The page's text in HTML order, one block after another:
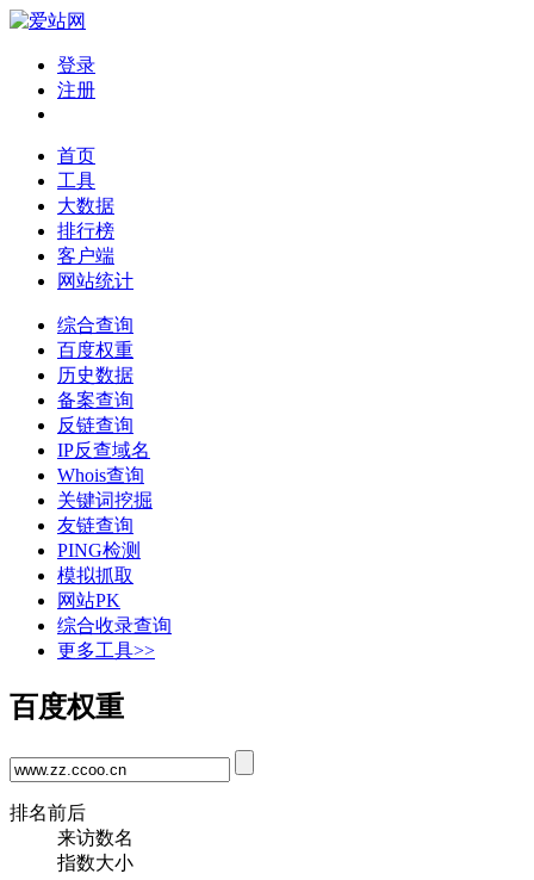
登录
注册
首页
工具
大数据
排行榜
客户端
网站统计
综合查询
百度权重
历史数据
备案查询
反链查询
IP反查域名
Whois查询
关键词挖掘
友链查询
PING检测
模拟抓取
网站PK
综合收录查询
更多工具>>
百度权重
排名前后
来访数名
指数大小